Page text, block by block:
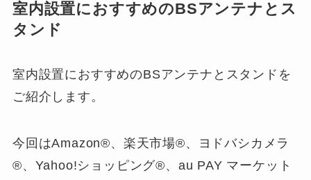
室内設置におすすめのBSアンテナとス
タンド
室内設置におすすめのBSアンテナとスタンドを
ご紹介します。
今回はAmazon®、楽天市場®、ヨドバシカメラ
®、Yahoo!ショッピング®、au PAY マーケット